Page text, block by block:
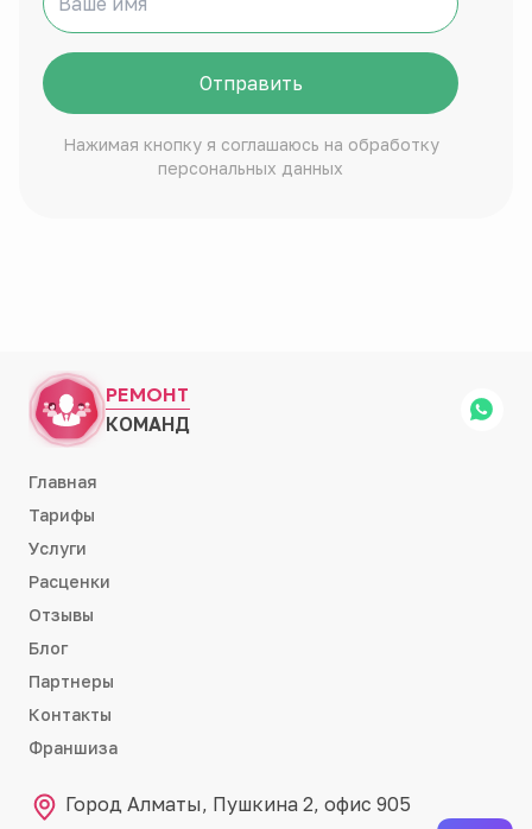
Отправить
Нажимая кнопку я соглашаюсь на обработку
персональных данных
РЕМОНТ
КОМАНД
Главная
Тарифы
Услуги
Расценки
Отзывы
Блог
Партнеры
Контакты
Франшиза
Город Алматы, Пушкина 2, офис 905